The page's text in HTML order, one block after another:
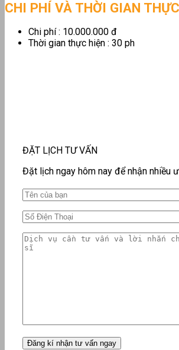
CHI PHÍ VÀ THỜI GIAN
Chi phí : 10.000.000 đ
Thời gian thực hiện : 30 ph
ĐẶT LỊCH TƯ VẤN
Đặt lịch ngay hôm nay để nhận nhiều